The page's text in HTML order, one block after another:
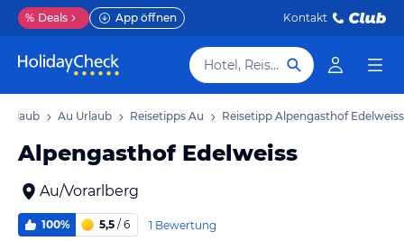
% Deals App öffnen Kontakt
Hotel, Reiseziel
Urlaub Au Urlaub Reisetipps Au Reisetipp Alpengasthof Edelweiss
Alpengasthof Edelweiss
Au/Vorarlberg
100% 5,5 / 6 1 Bewertung